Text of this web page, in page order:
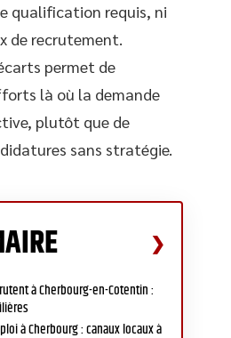
qualification requis, ni
de recrutement.
permet de
là où la demande
plutôt que de
sans stratégie.
à Cherbourg-en-Cotentin :
à Cherbourg : canaux locaux à